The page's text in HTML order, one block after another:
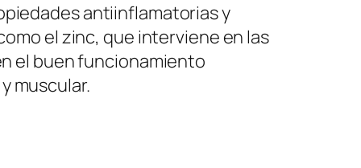
antiinflamatorias y
el zinc, que interviene en las
el buen funcionamiento
muscular.